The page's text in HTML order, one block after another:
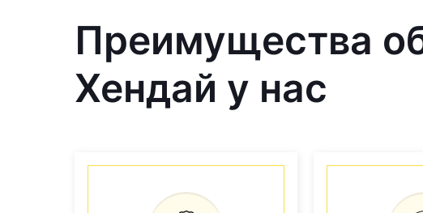
Преимущества
Хендай у нас